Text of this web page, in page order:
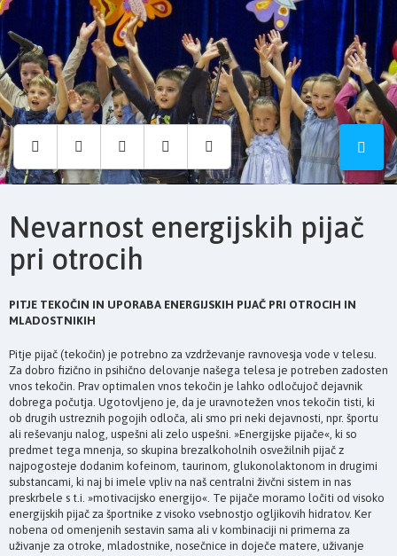
Osnovna
šola
Hruševec
Nevarnost energijskih pijač
pri otrocih
PITJE TEKOČIN IN UPORABA ENERGIJSKIH PIJAČ PRI OTROCIH IN
MLADOSTNIKIH
Pitje pijač (tekočin) je potrebno za vzdrževanje ravnovesja vode v telesu.
Za dobro fizično in psihično delovanje našega telesa je potreben zadosten
vnos tekočin. Prav optimalen vnos tekočin je lahko odločujoč dejavnik
dobrega počutja. Ugotovljeno je, da je uravnotežen vnos tekočin tisti, ki
ob drugih ustreznih pogojih odloča, ali smo pri neki dejavnosti, npr. športu
ali reševanju nalog, uspešni ali zelo uspešni. »Energijske pijače«, ki so
predmet tega mnenja, so skupina brezalkoholnih osvežilnih pijač z
najpogosteje dodanim kofeinom, taurinom, glukonolaktonom in drugimi
substancami, ki naj bi imele vpliv na naš centralni živčni sistem in nas
preskrbele s t.i. »motivacijsko energijo«. Te pijače moramo ločiti od visoko
energijskih pijač za športnike z visoko vsebnostjo ogljikovih hidratov. Ker
nobena od omenjenih sestavin sama ali v kombinaciji ni primerna za
uživanje za otroke, mladostnike, nosečnice in doječe matere, uživanje